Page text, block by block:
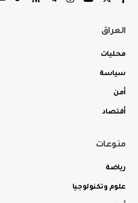
العراق
محليات
سياسة
أمن
أقتصاد
منوعات
رياضة
علوم وتكنولوجيا